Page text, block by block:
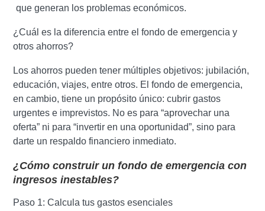
que generan los problemas económicos.
¿Cuál es la diferencia entre el fondo de emergencia y
otros ahorros?
Los ahorros pueden tener múltiples objetivos: jubilación,
educación, viajes, entre otros. El fondo de emergencia,
en cambio, tiene un propósito único: cubrir gastos
urgentes e imprevistos. No es para “aprovechar una
oferta” ni para “invertir en una oportunidad”, sino para
darte un respaldo financiero inmediato.
¿Cómo construir un fondo de emergencia con
ingresos inestables?
Paso 1: Calcula tus gastos esenciales